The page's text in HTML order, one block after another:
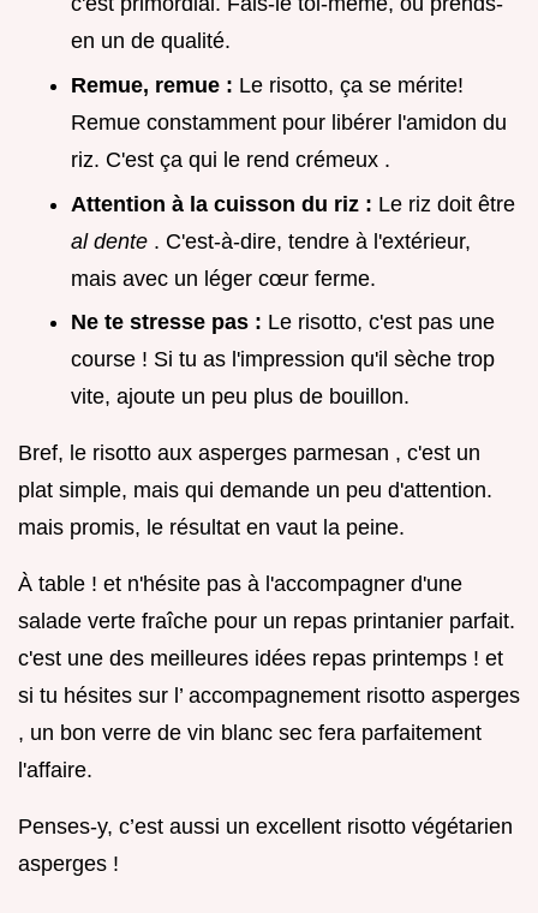
en un de qualité.
Remue, remue : Le risotto, ça se mérite!
Remue constamment pour libérer l'amidon du
riz. C'est ça qui le rend crémeux .
Attention à la cuisson du riz : Le riz doit être
al dente . C'est-à-dire, tendre à l'extérieur,
mais avec un léger cœur ferme.
Ne te stresse pas : Le risotto, c'est pas une
course ! Si tu as l'impression qu'il sèche trop
vite, ajoute un peu plus de bouillon.
Bref, le risotto aux asperges parmesan , c'est un
plat simple, mais qui demande un peu d'attention.
mais promis, le résultat en vaut la peine.
À table ! et n'hésite pas à l'accompagner d'une
salade verte fraîche pour un repas printanier parfait.
c'est une des meilleures idées repas printemps ! et
si tu hésites sur l’ accompagnement risotto asperges
, un bon verre de vin blanc sec fera parfaitement
l'affaire.
Penses-y, c’est aussi un excellent risotto végétarien
asperges !